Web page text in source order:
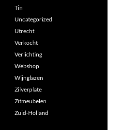
Tin
Uncategorized
Utrecht
Verkocht
Verlichting
Webshop
Wijnglazen
Zilverplate
Zitmeubelen
Zuid-Holland